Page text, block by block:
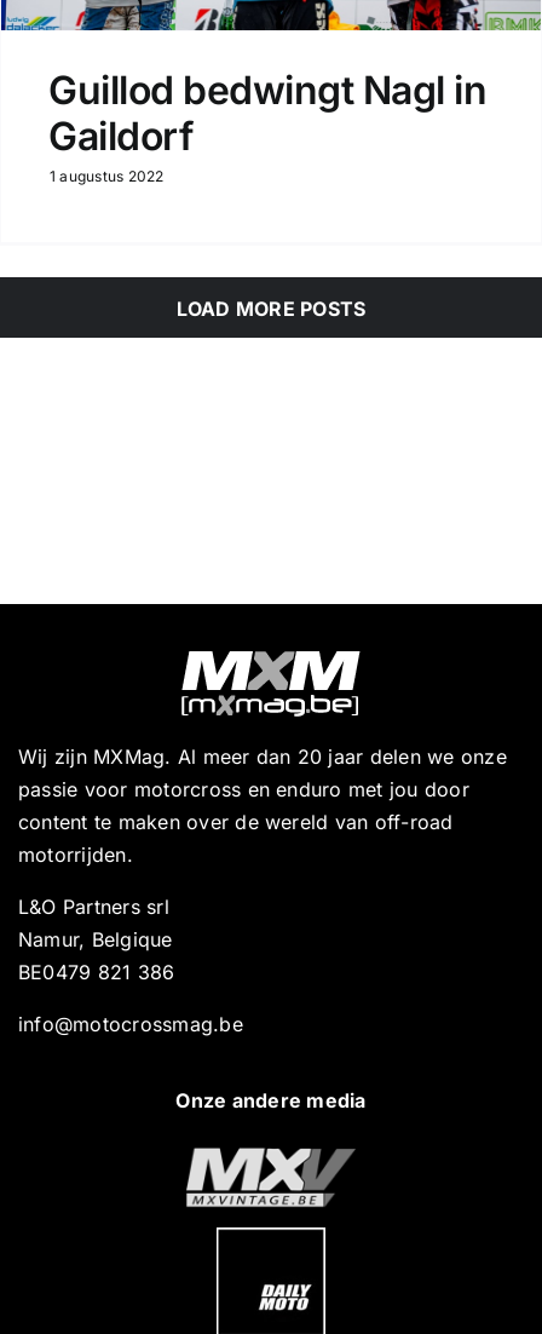
Guillod bedwingt Nagl in
Gaildorf
1 augustus 2022
LOAD MORE POSTS
Wij zijn MXMag. Al meer dan 20 jaar delen we onze
passie voor motorcross en enduro met jou door
content te maken over de wereld van off-road
motorrijden.
L&O Partners srl
Namur, Belgique
BE0479 821 386
info@motocrossmag.be
Onze andere media